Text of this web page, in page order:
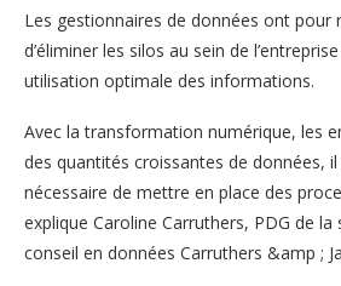
Les gestionnaires de données ont pour
d’éliminer les silos au sein de
utilisation optimale des informations.
Avec la transformation numérique, les
des quantités croissantes de données,
nécessaire de mettre en place des
explique Caroline Carruthers, PDG de
conseil en données Carruthers &amp ;